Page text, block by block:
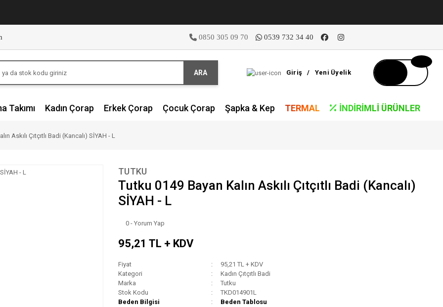
0850 305 09 70 0539 732 34 40
ARA Giriş / Yeni Üyelik
Takımı Kadın Çorap Erkek Çorap Çocuk Çorap Şapka & Kep TERMAL İNDIRIMLI ÜRÜNLER
Askılı Çıtçıtlı Badi (Kancalı) SİYAH - L
TUTKU
Tutku 0149 Bayan Kalın Askılı Çıtçıtlı Badi (Kancalı)
SİYAH - L
0 - Yorum Yap
95,21 TL + KDV
Fiyat
95,21 TL + KDV
Kategori
Kadın Çıtçıtlı Badi
Marka
Tutku
Stok Kodu
TKD014901L
Beden Bilgisi
Beden Tablosu